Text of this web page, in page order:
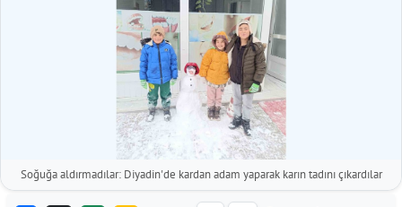
Soğuğa aldırmadılar: Diyadin'de kardan adam yaparak karın tadını çıkardılar